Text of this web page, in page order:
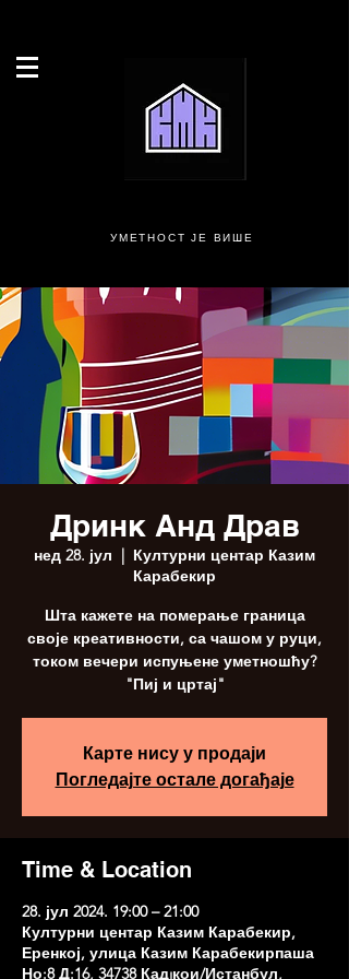
УМЕТНОСТ ЈЕ ВИШЕ
Дринк Анд Драв
нед 28. јул
  |
Културни центар Казим
Карабекир
Шта кажете на померање граница
своје креативности, са чашом у руци,
током вечери испуњене уметношћу?
"Пиј и цртај"
Карте нису у продаји
Погледајте остале догађаје
Time & Location
28. јул 2024. 19:00 – 21:00
Културни центар Казим Карабекир,
Еренкој, улица Казим Карабекирпаша
Но:8 Д:16, 34738 Кадıкои/Истанбул,